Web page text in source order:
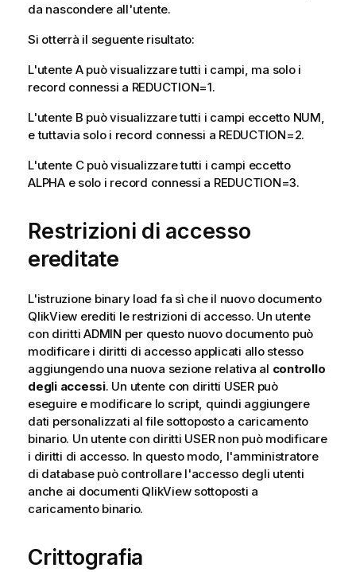
da nascondere all'utente.
Si otterrà il seguente risultato:
L'utente A può visualizzare tutti i campi, ma solo i
record connessi a REDUCTION=1.
L'utente B può visualizzare tutti i campi eccetto NUM,
e tuttavia solo i record connessi a REDUCTION=2.
L'utente C può visualizzare tutti i campi eccetto
ALPHA e solo i record connessi a REDUCTION=3.
Restrizioni di accesso
ereditate
L'istruzione binary load fa sì che il nuovo documento
QlikView erediti le restrizioni di accesso. Un utente
con diritti ADMIN per questo nuovo documento può
modificare i diritti di accesso applicati allo stesso
aggiungendo una nuova sezione relativa al controllo
degli accessi. Un utente con diritti USER può
eseguire e modificare lo script, quindi aggiungere
dati personalizzati al file sottoposto a caricamento
binario. Un utente con diritti USER non può modificare
i diritti di accesso. In questo modo, l'amministratore
di database può controllare l'accesso degli utenti
anche ai documenti QlikView sottoposti a
caricamento binario.
Crittografia